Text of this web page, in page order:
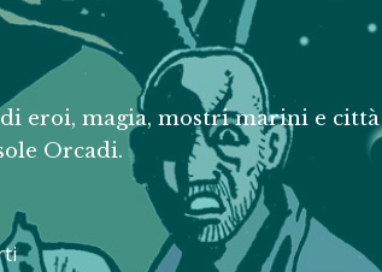
eroi, magia, mostri marini e città
Orcadi.